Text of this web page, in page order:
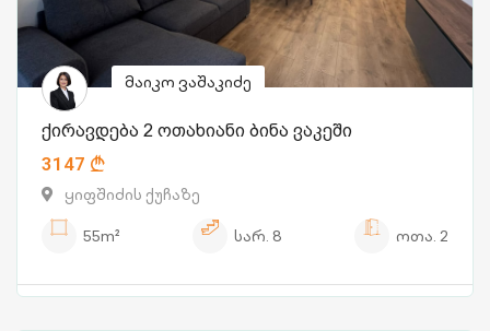
მაიკო ვაშაკიძე
ქირავდება 2 ოთახიანი ბინა ვაკეში
3147
ყიფშიძის ქუჩაზე
55m²
სარ. 8 ოთა. 2